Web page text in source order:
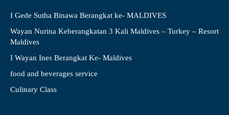
I Gede Sutha Binawa Berangkat ke- MALDIVES
Wayan Nurina Keberangkatan 3 Kali Maldives – Turkey – Resort
Maldives
I Wayan Ines Berangkat Ke- Maldives
food and beverages service
Culinary Class